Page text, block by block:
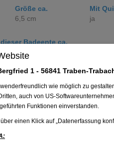
Größe ca.
6,5 cm
Mit
ja
Badeente ca.
x 15 mm
setzen
Lieferung
1 - 56841 Traben-
wie möglich zu
auch von US-
Funktionen einverstanden.
einen Klick auf „Datenerfassung